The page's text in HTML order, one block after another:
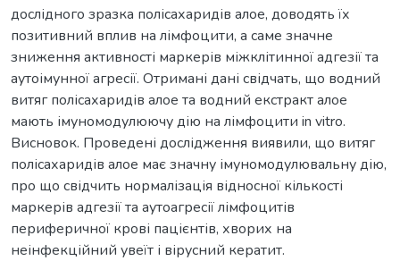
дослідного зразка полісахаридів алое, доводять їх
позитивний вплив на лімфоцити, а саме значне
зниження активності маркерів міжклітинної адгезії та
аутоімунної агресії. Отримані дані свідчать, що водний
витяг полісахаридів алое та водний екстракт алое
мають імуномодулюючу дію на лімфоцити in vitro.
Висновок. Проведені дослідження виявили, що витяг
полісахаридів алое має значну імуномодулювальну дію,
про що свідчить нормалізація відносної кількості
маркерів адгезії та аутоагресії лімфоцитів
периферичної крові пацієнтів, хворих на
неінфекційний увеїт і вірусний кератит.